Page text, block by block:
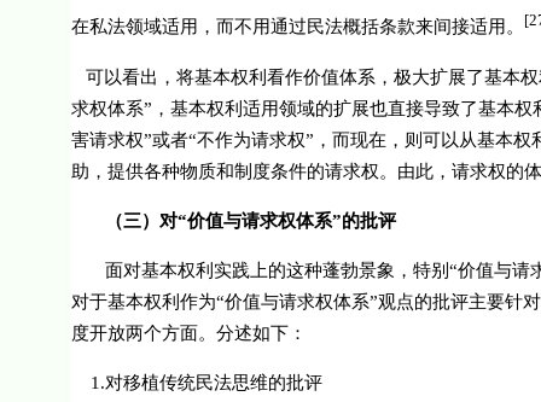
在私法领域适用，而不用通过民法概括条款来间接适用。
可以看出，将基本权利看作价值体系，极大扩展了基本
求权体系”，基本权利适用领域的扩展也直接导致了基本
害请求权”或者“不作为请求权”，而现在，则可以从基本
助，提供各种物质和制度条件的请求权。由此，请求权的
（三）对“价值与请求权体系”的批评
面对基本权利实践上的这种蓬勃景象，特别“价值与
对于基本权利作为“价值与请求权体系”观点的批评主要针对
度开放两个方面。分述如下：
1.对移植传统民法思维的批评